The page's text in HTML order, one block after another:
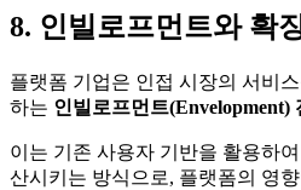
8. 인빌로프먼트와 확
플랫폼 기업은 인접 시장의 서비
하는 인빌로프먼트(Envelopment)
이는 기존 사용자 기반을 활용하
산시키는 방식으로, 플랫폼의 영